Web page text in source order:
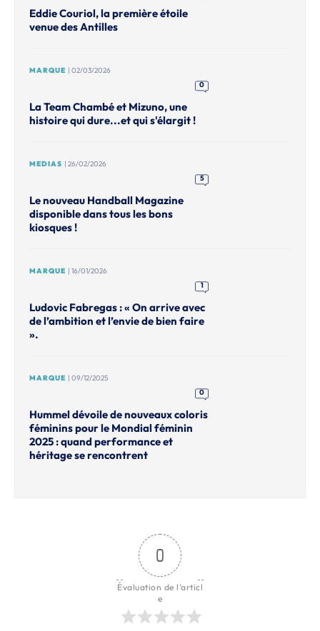
Eddie Couriol, la première étoile
venue des Antilles
MARQUE | 02/03/2026
0
La Team Chambé et Mizuno, une
histoire qui dure...et qui s'élargit !
MEDIAS | 26/02/2026
5
Le nouveau Handball Magazine
disponible dans tous les bons
kiosques !
MARQUE | 16/01/2026
1
Ludovic Fabregas : « On arrive avec
de l’ambition et l’envie de bien faire
».
MARQUE | 09/12/2025
0
Hummel dévoile de nouveaux coloris
féminins pour le Mondial féminin
2025 : quand performance et
héritage se rencontrent
0
Évaluation de l'articl
e